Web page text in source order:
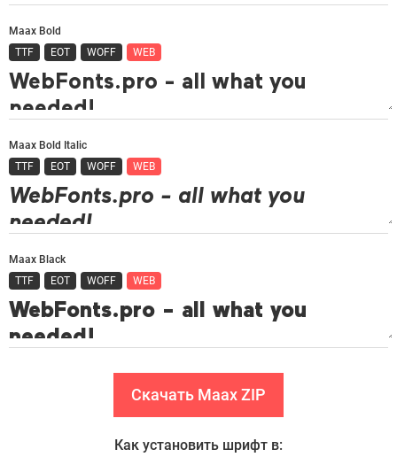
Maax Bold
TTF
EOT WOFF WEB
Maax Bold Italic
TTF
EOT WOFF WEB
Maax Black
TTF
EOT WOFF WEB
Скачать Maax ZIP
Как установить шрифт в: